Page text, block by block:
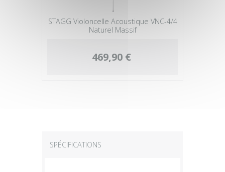
STAGG Violoncelle Acoustique VNC-4/4
Naturel Massif
469,90 €
SPÉCIFICATIONS